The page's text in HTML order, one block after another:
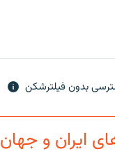
بدون فیلترشکن
ایران و جهان